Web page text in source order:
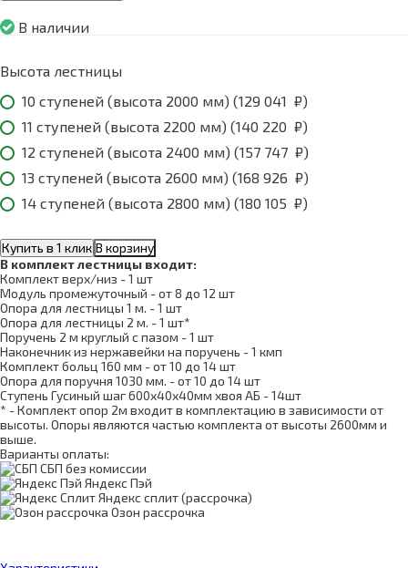
105
₽
В наличии
Высота лестницы
10 ступеней (высота 2000 мм) (129 041 ₽)
11 ступеней (высота 2200 мм) (140 220 ₽)
12 ступеней (высота 2400 мм) (157 747 ₽)
13 ступеней (высота 2600 мм) (168 926 ₽)
14 ступеней (высота 2800 мм) (180 105 ₽)
Купить в 1 клик В корзину
В комплект лестницы входит:
Комплект верх/низ - 1 шт
Модуль промежуточный - от 8 до 12 шт
Опора для лестницы 1 м. - 1 шт
Опора для лестницы 2 м. - 1 шт*
Поручень 2 м круглый с пазом - 1 шт
Наконечник из нержавейки на поручень - 1 кмп
Комплект больц 160 мм - от 10 до 14 шт
Опора для поручня 1030 мм. - от 10 до 14 шт
Ступень Гусиный шаг 600х40х40мм хвоя АБ - 14шт
* - Комплект опор 2м входит в комплектацию в зависимости от
высоты. Опоры являются частью комплекта от высоты 2600мм и
выше.
Варианты оплаты:
СБП без комиссии
Яндекс Пэй
Яндекс сплит (рассрочка)
Озон рассрочка